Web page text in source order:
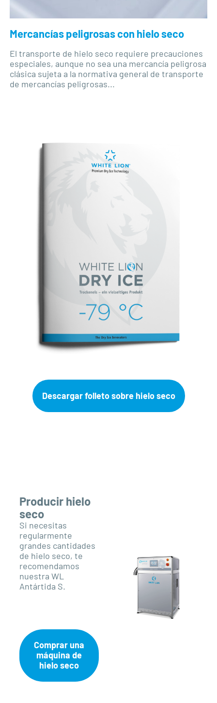
Mercancías peligrosas con hielo seco
El transporte de hielo seco requiere precauciones
especiales, aunque no sea una mercancía peligrosa
clásica sujeta a la normativa general de transporte
de mercancías peligrosas...
Descargar folleto sobre hielo seco
Producir hielo
seco
Si necesitas
regularmente
grandes cantidades
de hielo seco, te
recomendamos
nuestra WL
Antártida S.
Comprar una
máquina de
hielo seco